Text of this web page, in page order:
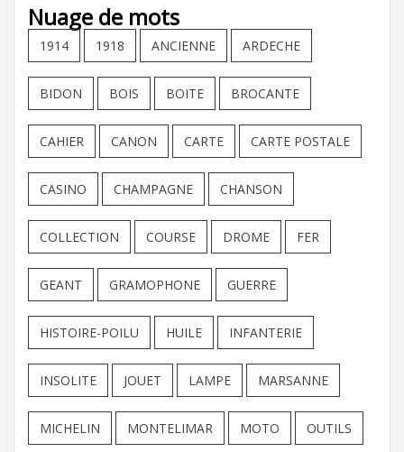
Nuage de mots
1914 1918 ANCIENNE ARDECHE
BIDON BOIS BOITE BROCANTE
CAHIER CANON CARTE CARTE POSTALE
CASINO CHAMPAGNE CHANSON
COLLECTION COURSE DROME FER
GEANT GRAMOPHONE GUERRE
HISTOIRE-POILU HUILE INFANTERIE
INSOLITE JOUET LAMPE MARSANNE
MICHELIN MONTELIMAR MOTO OUTILS